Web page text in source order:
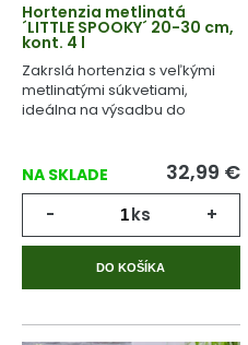
Hortenzia metlinatá
´LITTLE SPOOKY´ 20-30 cm,
kont. 4 l
Zakrslá hortenzia s veľkými
metlinatými súkvetiami,
ideálna na výsadbu do
NA SKLADE 32,99 €
- ks +
DO KOŠÍKA